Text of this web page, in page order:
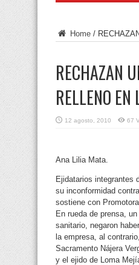
Home /
RECHAZAN
RELLENO
12 agosto, 2010 67
Ana Lilia Mata.
Ejidatarios integrantes
su inconformidad
sostiene con
En rueda de prensa,
sanitario, negaron
la empresa, al
Sacramento Nájera
y el ejido de Loma